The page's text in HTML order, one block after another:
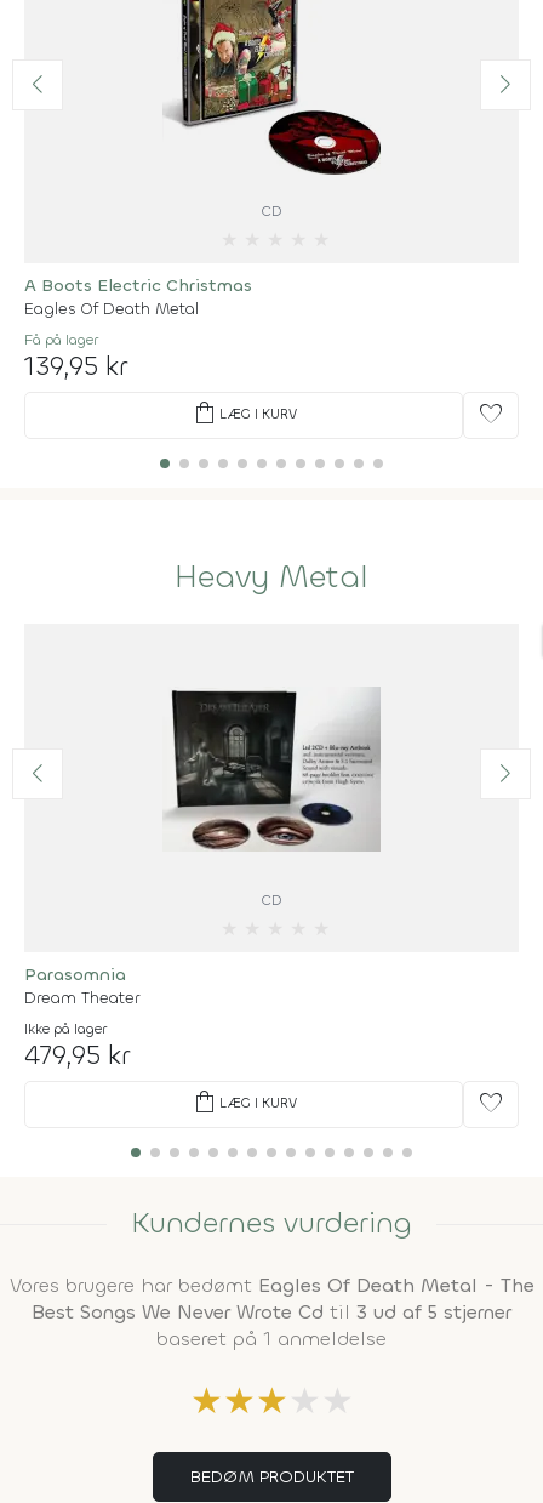
CD
A Boots Electric Christmas
Eagles Of Death Metal
Få på lager
139,95 kr
shopping_bag LÆG I KURV favorite
Heavy Metal
CD
Parasomnia
Dream Theater
Ikke på lager
479,95 kr
shopping_bag LÆG I KURV favorite
Kundernes vurdering
Vores brugere har bedømt Eagles Of Death Metal - The
Best Songs We Never Wrote Cd til 3 ud af 5 stjerner
baseret på 1 anmeldelse
★★★★ ★
BEDØM PRODUKTET